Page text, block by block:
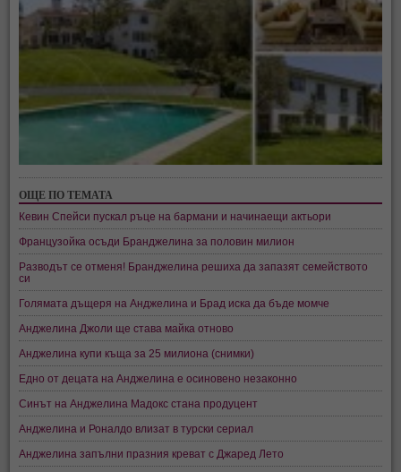
ОЩЕ ПО ТЕМАТА
Кевин Спейси пускал ръце на бармани и начинаещи актьори
Французойка осъди Бранджелина за половин милион
Разводът се отменя! Бранджелина решиха да запазят семейството
си
Голямата дъщеря на Анджелина и Брад иска да бъде момче
Анджелина Джоли ще става майка отново
Анджелина купи къща за 25 милиона (снимки)
Едно от децата на Анджелина е осиновено незаконно
Синът на Анджелина Мадокс стана продуцент
Анджелина и Роналдо влизат в турски сериал
Анджелина запълни празния креват с Джаред Лето